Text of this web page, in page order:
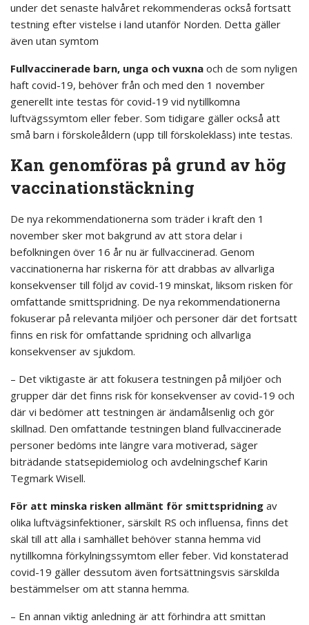
under det senaste halvåret rekommenderas också fortsatt
testning efter vistelse i land utanför Norden. Detta gäller
även utan symtom
Fullvaccinerade barn, unga och vuxna och de som nyligen
haft covid-19, behöver från och med den 1 november
generellt inte testas för covid-19 vid nytillkomna
luftvägssymtom eller feber. Som tidigare gäller också att
små barn i förskoleåldern (upp till förskoleklass) inte testas.
Kan genomföras på grund av hög
vaccinationstäckning
De nya rekommendationerna som träder i kraft den 1
november sker mot bakgrund av att stora delar i
befolkningen över 16 år nu är fullvaccinerad. Genom
vaccinationerna har riskerna för att drabbas av allvarliga
konsekvenser till följd av covid-19 minskat, liksom risken för
omfattande smittspridning. De nya rekommendationerna
fokuserar på relevanta miljöer och personer där det fortsatt
finns en risk för omfattande spridning och allvarliga
konsekvenser av sjukdom.
– Det viktigaste är att fokusera testningen på miljöer och
grupper där det finns risk för konsekvenser av covid-19 och
där vi bedömer att testningen är ändamålsenlig och gör
skillnad. Den omfattande testningen bland fullvaccinerade
personer bedöms inte längre vara motiverad, säger
biträdande statsepidemiolog och avdelningschef Karin
Tegmark Wisell.
För att minska risken allmänt för smittspridning av
olika luftvägsinfektioner, särskilt RS och influensa, finns det
skäl till att alla i samhället behöver stanna hemma vid
nytillkomna förkylningssymtom eller feber. Vid konstaterad
covid-19 gäller dessutom även fortsättningsvis särskilda
bestämmelser om att stanna hemma.
– En annan viktig anledning är att förhindra att smittan